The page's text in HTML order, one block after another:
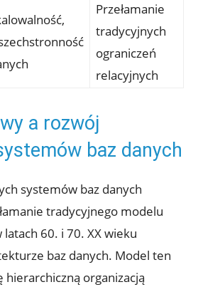
Przełamanie
tradycyjnych
ograniczeń
relacyjnych
a rozwój
​baz danych
systemów baz danych
tradycyjnego modelu
60.​ i 70. ⁢XX wieku
baz danych. Model ⁢ten
hierarchiczną organizacją​